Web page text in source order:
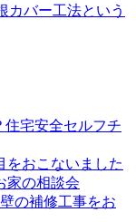
宅安全セルフチ
をおこないました
家の相談会
の補修工事をお